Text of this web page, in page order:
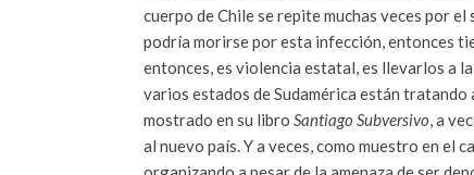
cuerpo de Chile se repite muchas veces por
podría morirse por esta infección, entonces
entonces, es violencia estatal, es llevarlos a
varios estados de Sudamérica están tratando
mostrado en su libro Santiago Subversivo , a
al nuevo país. Y a veces, como muestro en el